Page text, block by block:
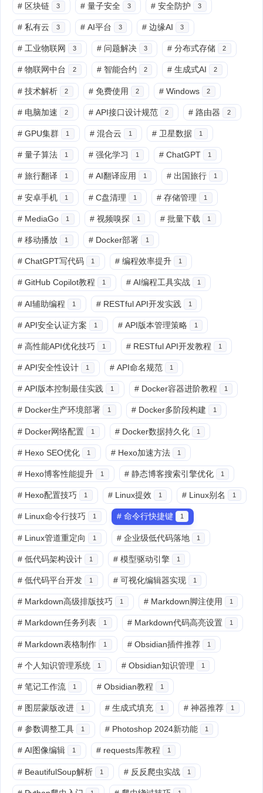
# 区块链 3 # 量子安全 3 # 安全防护 3
# 私有云 3 # AI平台 3 # 边缘AI 3
# 工业物联网 3 # 问题解决 3 # 分布式存储 2
# 物联网中台 2 # 智能合约 2 # 生成式AI 2
# 技术解析 2 # 免费使用 2 # Windows 2
# 电脑加速 2 # API接口设计规范 2 # 路由器 2
# GPU集群 1 # 混合云 1 # 卫星数据 1
# 量子算法 1 # 强化学习 1 # ChatGPT 1
# 旅行翻译 1 # AI翻译应用 1 # 出国旅行 1
# 安卓手机 1 # C盘清理 1 # 存储管理 1
# MediaGo 1 # 视频嗅探 1 # 批量下载 1
# 移动播放 1 # Docker部署 1
# ChatGPT写代码 1 # 编程效率提升 1
# GitHub Copilot教程 1 # AI编程工具实战 1
# AI辅助编程 1 # RESTful API开发实践 1
# API安全认证方案 1 # API版本管理策略 1
# 高性能API优化技巧 1 # RESTful API开发教程 1
# API安全性设计 1 # API命名规范 1
# API版本控制最佳实践 1 # Docker容器进阶教程 1
# Docker生产环境部署 1 # Docker多阶段构建 1
# Docker网络配置 1 # Docker数据持久化 1
# Hexo SEO优化 1 # Hexo加速方法 1
# Hexo博客性能提升 1 # 静态博客搜索引擎优化 1
# Hexo配置技巧 1 # Linux提效 1 # Linux别名 1
# Linux命令行技巧 1 # 命令行快捷键 1
# Linux管道重定向 1 # 企业级低代码落地 1
# 低代码架构设计 1 # 模型驱动引擎 1
# 低代码平台开发 1 # 可视化编辑器实现 1
# Markdown高级排版技巧 1 # Markdown脚注使用 1
# Markdown任务列表 1 # Markdown代码高亮设置 1
# Markdown表格制作 1 # Obsidian插件推荐 1
# 个人知识管理系统 1 # Obsidian知识管理 1
# 笔记工作流 1 # Obsidian教程 1
# 图层蒙版改进 1 # 生成式填充 1 # 神器推荐 1
# 参数调整工具 1 # Photoshop 2024新功能 1
# AI图像编辑 1 # requests库教程 1
# BeautifulSoup解析 1 # 反反爬虫实战 1